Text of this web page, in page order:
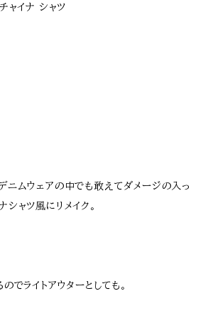
ャイナ シャツ
ニムウェアの中でも敢えてダメージの入っ
ャツ風にリメイク。
でライトアウターとしても。